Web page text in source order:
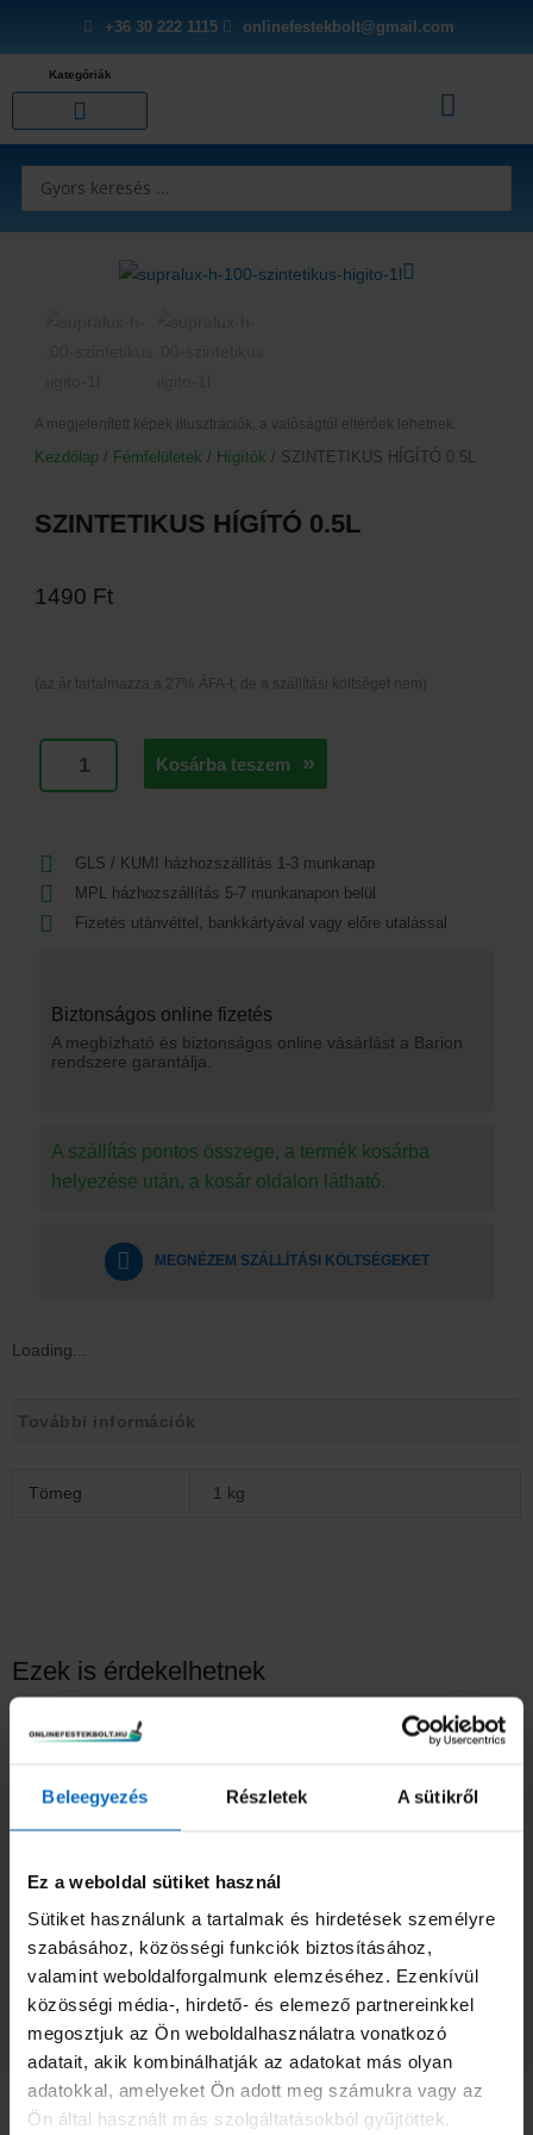
Beleegyezés Részletek A sütikről
Ez a weboldal sütiket használ
Sütiket használunk a tartalmak és hirdetések személyre
szabásához, közösségi funkciók biztosításához,
valamint weboldalforgalmunk elemzéséhez. Ezenkívül
közösségi média-, hirdető- és elemező partnereinkkel
megosztjuk az Ön weboldalhasználatra vonatkozó
adatait, akik kombinálhatják az adatokat más olyan
adatokkal, amelyeket Ön adott meg számukra vagy az
Ön által használt más szolgáltatásokból gyűjtöttek.
content
+36 30 222 1115 onlinefestekbolt@gmail.com
Kategóriák
Kosár
Search
...
A megjelenített képek illusztrációk, a valóságtól eltérőek lehetnek.
Kezdőlap / Fémfelületek / Hígítók / SZINTETIKUS HÍGÍTÓ 0.5L
SZINTETIKUS HÍGÍTÓ 0.5L
1490 Ft
(az ár tartalmazza a 27% ÁFA-t, de a szállítási költséget nem)
SZINTETIKUS
HÍGÍTÓ
Kosárba teszem
GLS / KUMI házhozszállítás 1-3 munkanap
MPL házhozszállítás 5-7 munkanapon belül
Fizetés utánvéttel, bankkártyával vagy előre utalással
Biztonságos online fizetés
A megbízható és biztonságos online vásárlást a Barion
rendszere garantálja.
A szállítás pontos összege, a termék kosárba
helyezése után, a kosár oldalon látható.
MEGNÉZEM SZÁLLÍTÁSI KÖLTSÉGEKET
Loading...
További információk
Tömeg 1 kg
Ezek is érdekelhetnek
Tesa
terméknek
van.
A
változatok
a
termékoldalon
választhatók
ki
Euroll Hardy ecset M73 20mm
490 Ft
Kosárba teszem
Népszerű termékek